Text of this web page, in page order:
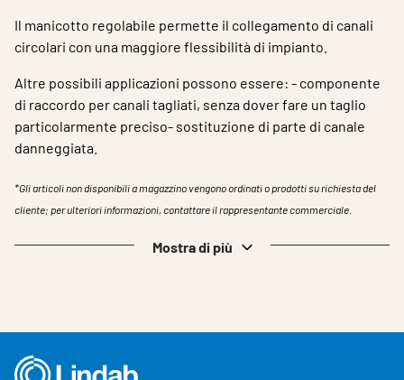
Download
Log in
Scegliere la lingua
Il manicotto regolabile permette il collegamento di canali
circolari con una maggiore flessibilità di impianto.
Altre possibili applicazioni possono essere: - componente
di raccordo per canali tagliati, senza dover fare un taglio
particolarmente preciso- sostituzione di parte di canale
danneggiata.
*Gli articoli non disponibili a magazzino vengono ordinati o prodotti su richiesta del
cliente; per ulteriori informazioni, contattare il rappresentante commerciale.
Mostra di più